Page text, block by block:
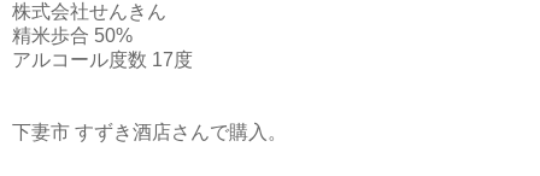
株式会社せんきん
精米歩合 50%
アルコール度数 17度
下妻市 すずき酒店さんで購入。